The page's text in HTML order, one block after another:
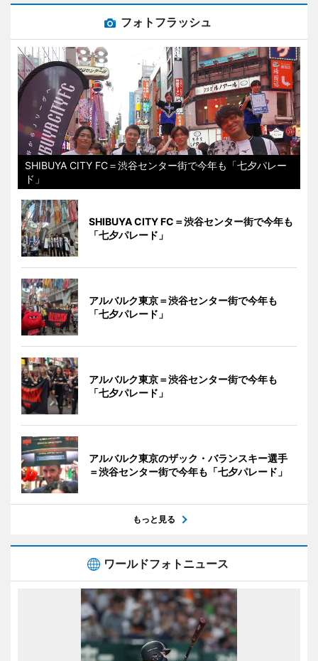
フォトフラッシュ
SHIBUYA CITY FC＝渋谷センター街で今年も「七夕パレー
ド」
SHIBUYA CITY FC＝渋谷センター街で今年も
「七夕パレード」
アルバルク東京＝渋谷センター街で今年も
「七夕パレード」
アルバルク東京＝渋谷センター街で今年も
「七夕パレード」
アルバルク東京のザック・バランスキー選手
＝渋谷センター街で今年も「七夕パレード」
もっと見る
ワールドフォトニュース